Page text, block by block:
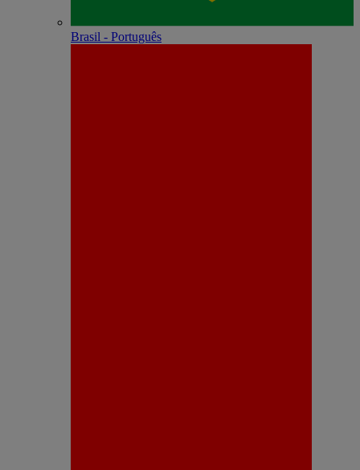
Brasil - Português